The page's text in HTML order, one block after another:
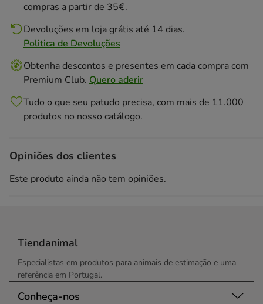
compras a partir de 35€.
Devoluções em loja grátis até 14 dias.
Politica de Devoluções
Obtenha descontos e presentes em cada compra com
Premium Club. Quero aderir
Tudo o que seu patudo precisa, com mais de 11.000
produtos no nosso catálogo.
Opiniões dos clientes
Este produto ainda não tem opiniões.
Tiendanimal
Especialistas em produtos para animais de estimação e uma
referência em Portugal.
Conheça-nos